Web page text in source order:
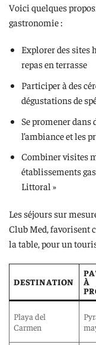
Voici quelques
gastronomie :
Explorer des sites
repas en terrasse
Participer à des
dégustations de
Se promener dans
l’ambiance et les
Combiner visites
établissements
Littoral »
Les séjours sur
Club Med, favorisent
la table, pour un
DESTINATION
À
Playa del
Carmen